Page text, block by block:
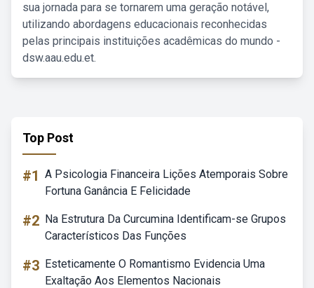
sua jornada para se tornarem uma geração notável,
utilizando abordagens educacionais reconhecidas
pelas principais instituições acadêmicas do mundo -
dsw.aau.edu.et.
Top Post
#1 A Psicologia Financeira Lições Atemporais Sobre
Fortuna Ganância E Felicidade
#2 Na Estrutura Da Curcumina Identificam-se Grupos
Característicos Das Funções
#3 Esteticamente O Romantismo Evidencia Uma
Exaltação Aos Elementos Nacionais